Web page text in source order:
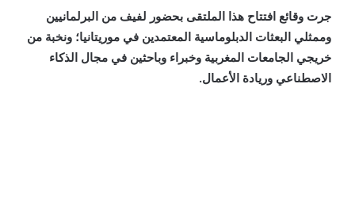
جرت وقائع افتتاح هذا الملتقى بحضور لفيف من البرلمانيين
وممثلي البعثات الدبلوماسية المعتمدين في موريتانيا؛ ونخبة من
خريجي الجامعات المغربية وخبراء وباحثين في مجال الذكاء
الاصطناعي وريادة الأعمال.